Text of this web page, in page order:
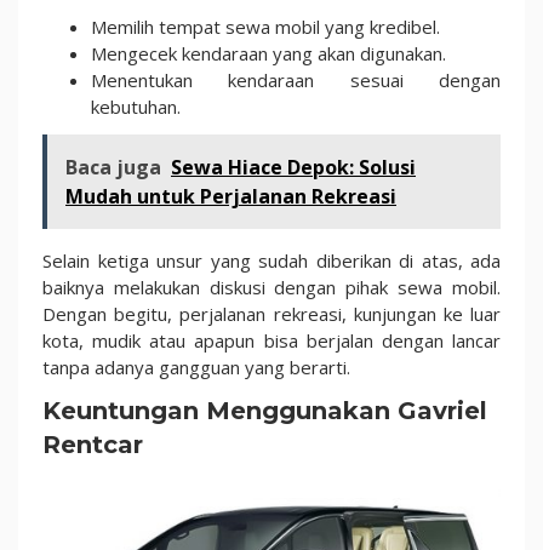
Memilih tempat sewa mobil yang kredibel.
Mengecek kendaraan yang akan digunakan.
Menentukan kendaraan sesuai dengan
kebutuhan.
Baca juga Sewa Hiace Depok: Solusi
Mudah untuk Perjalanan Rekreasi
Selain ketiga unsur yang sudah diberikan di atas, ada
baiknya melakukan diskusi dengan pihak sewa mobil.
Dengan begitu, perjalanan rekreasi, kunjungan ke luar
kota, mudik atau apapun bisa berjalan dengan lancar
tanpa adanya gangguan yang berarti.
Keuntungan Menggunakan Gavriel
Rentcar